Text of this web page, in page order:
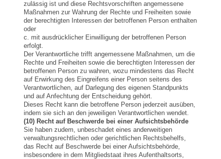
zulässig ist und diese Rechtsvorschriften angemessene
Maßnahmen zur Wahrung der Rechte und Freiheiten sowie
der berechtigten Interessen der betroffenen Person enthalten
oder
c. mit ausdrücklicher Einwilligung der betroffenen Person
erfolgt.
Der Verantwortliche trifft angemessene Maßnahmen, um die
Rechte und Freiheiten sowie die berechtigten Interessen der
betroffenen Person zu wahren, wozu mindestens das Recht
auf Erwirkung des Eingreifens einer Person seitens des
Verantwortlichen, auf Darlegung des eigenen Standpunkts
und auf Anfechtung der Entscheidung gehört.
Dieses Recht kann die betroffene Person jederzeit ausüben,
indem sie sich an den jeweiligen Verantwortlichen wendet.
(10) Recht auf Beschwerde bei einer Aufsichtsbehörde
Sie haben zudem, unbeschadet eines anderweitigen
verwaltungsrechtlichen oder gerichtlichen Rechtsbehelfs,
das Recht auf Beschwerde bei einer Aufsichtsbehörde,
insbesondere in dem Mitgliedstaat ihres Aufenthaltsorts,